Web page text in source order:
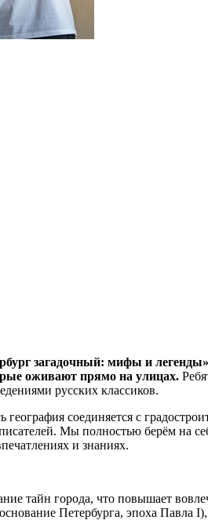
загадочный: мифы и
оживают прямо на улицах.
русских классиков.
соединяется с
Мы полностью берём на
и знаниях.
тайн города, что повышает
Петербурга, эпоха Павла